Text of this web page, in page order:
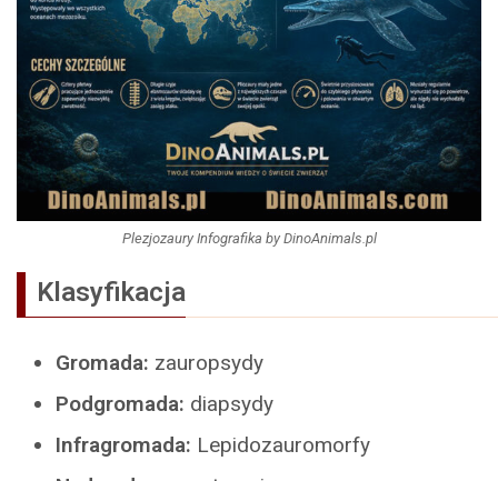
Plezjozaury Infografika by DinoAnimals.pl
Klasyfikacja
Gromada: zauropsydy
Podgromada: diapsydy
Infragromada: Lepidozauromorfy